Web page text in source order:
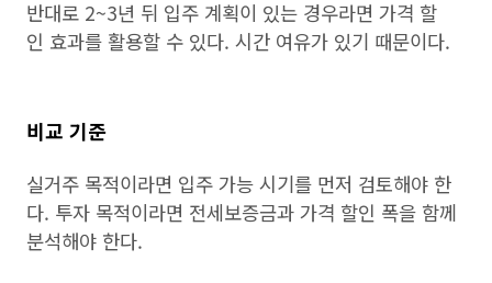
반대로 2~3년 뒤 입주 계획이 있는 경우라면 가격 할
인 효과를 활용할 수 있다. 시간 여유가 있기 때문이다.
비교 기준
실거주 목적이라면 입주 가능 시기를 먼저 검토해야 한
다. 투자 목적이라면 전세보증금과 가격 할인 폭을 함께
분석해야 한다.